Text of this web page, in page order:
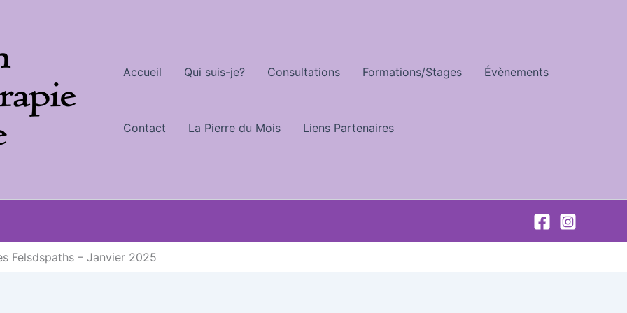
Accueil
Qui suis-je? Consultations Formations/Stages Évènements
Contact La Pierre du Mois Liens Partenaires
Felsdspaths – Janvier 2025